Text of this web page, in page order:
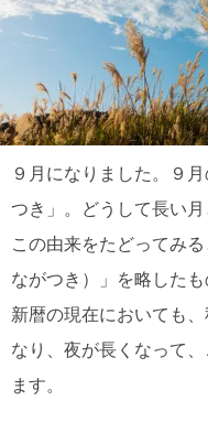
９月になりました。９
つき」。どうして長い
この由来をたどってみ
ながつき）」を略した
新暦の現在においても
なり、夜が長くなって
ます。